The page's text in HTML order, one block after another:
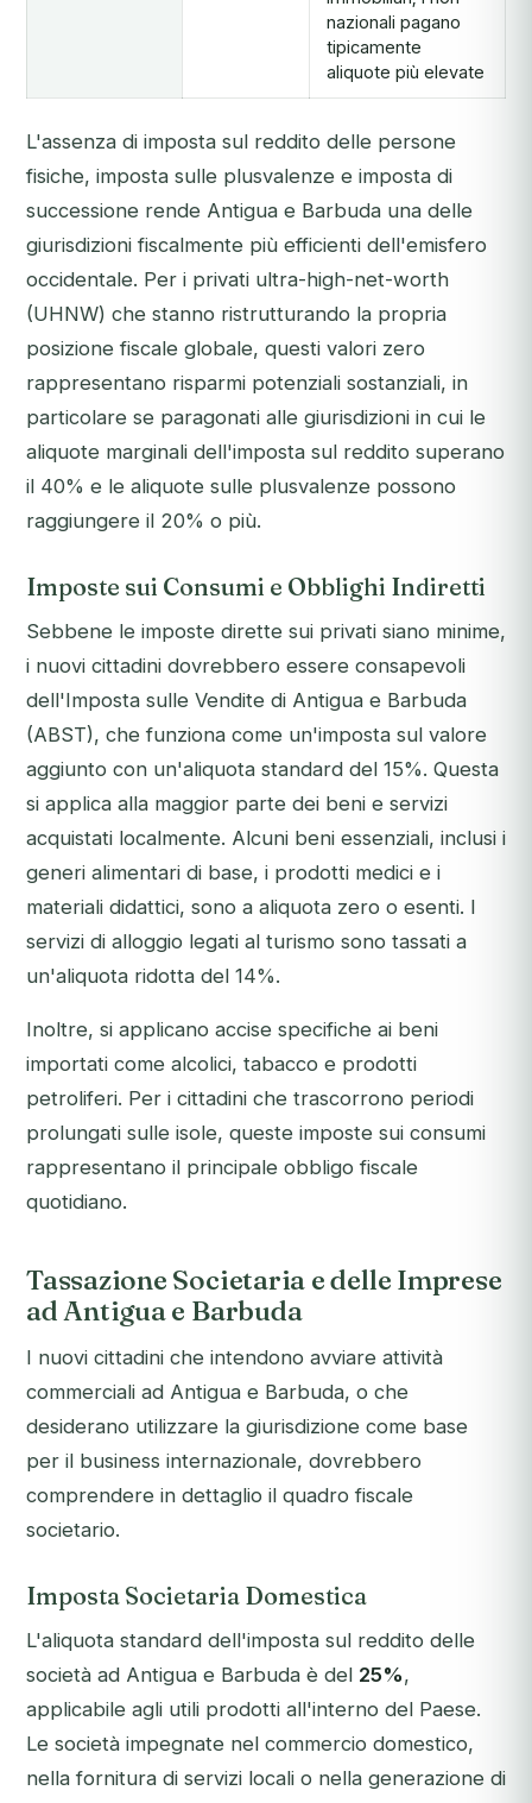
nazionali pagano
tipicamente
aliquote più elevate
L'assenza di imposta sul reddito delle persone
fisiche, imposta sulle plusvalenze e imposta di
successione rende Antigua e Barbuda una delle
giurisdizioni fiscalmente più efficienti dell'emisfero
occidentale. Per i privati ultra-high-net-worth
(UHNW) che stanno ristrutturando la propria
posizione fiscale globale, questi valori zero
rappresentano risparmi potenziali sostanziali, in
particolare se paragonati alle giurisdizioni in cui le
aliquote marginali dell'imposta sul reddito superano
il 40% e le aliquote sulle plusvalenze possono
raggiungere il 20% o più.
Imposte sui Consumi e Obblighi Indiretti
Sebbene le imposte dirette sui privati siano minime,
i nuovi cittadini dovrebbero essere consapevoli
dell'Imposta sulle Vendite di Antigua e Barbuda
(ABST), che funziona come un'imposta sul valore
aggiunto con un'aliquota standard del 15%. Questa
si applica alla maggior parte dei beni e servizi
acquistati localmente. Alcuni beni essenziali, inclusi i
generi alimentari di base, i prodotti medici e i
materiali didattici, sono a aliquota zero o esenti. I
servizi di alloggio legati al turismo sono tassati a
un'aliquota ridotta del 14%.
Inoltre, si applicano accise specifiche ai beni
importati come alcolici, tabacco e prodotti
petroliferi. Per i cittadini che trascorrono periodi
prolungati sulle isole, queste imposte sui consumi
rappresentano il principale obbligo fiscale
quotidiano.
Tassazione Societaria e delle Imprese
ad Antigua e Barbuda
I nuovi cittadini che intendono avviare attività
commerciali ad Antigua e Barbuda, o che
desiderano utilizzare la giurisdizione come base
per il business internazionale, dovrebbero
comprendere in dettaglio il quadro fiscale
societario.
Imposta Societaria Domestica
L'aliquota standard dell'imposta sul reddito delle
società ad Antigua e Barbuda è del 25%,
applicabile agli utili prodotti all'interno del Paese.
Le società impegnate nel commercio domestico,
nella fornitura di servizi locali o nella generazione di